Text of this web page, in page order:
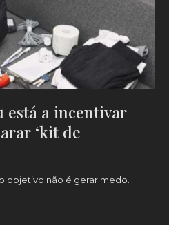
está a incentivar
‘kit de
objetivo não é gerar medo.